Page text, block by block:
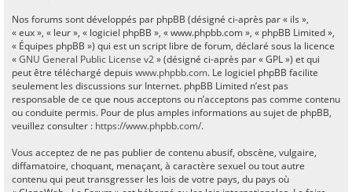
Nos forums sont développés par phpBB (désigné ci-après par « ils »,
« eux », « leur », « logiciel phpBB », « www.phpbb.com », « phpBB Limited »,
« Équipes phpBB ») qui est un script libre de forum, déclaré sous la licence
«GNU General Public License v2» (désigné ci-après par « GPL ») et qui
peut être téléchargé depuis www.phpbb.com. Le logiciel phpBB facilite
seulement les discussions sur Internet. phpBB Limited n’est pas
responsable de ce que nous acceptons ou n’acceptons pas comme contenu
ou conduite permis. Pour de plus amples informations au sujet de phpBB,
veuillez consulter : https://www.phpbb.com/.
Vous acceptez de ne pas publier de contenu abusif, obscène, vulgaire,
diffamatoire, choquant, menaçant, à caractère sexuel ou tout autre
contenu qui peut transgresser les lois de votre pays, du pays où